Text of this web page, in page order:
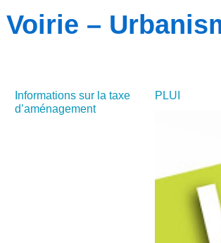
Voirie –
Informations sur la taxe
d’aménagement
PLUI